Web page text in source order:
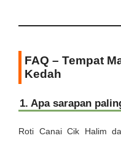
FAQ – Tempat
Kedah
1. Apa sarapan
Roti Canai Cik Halim